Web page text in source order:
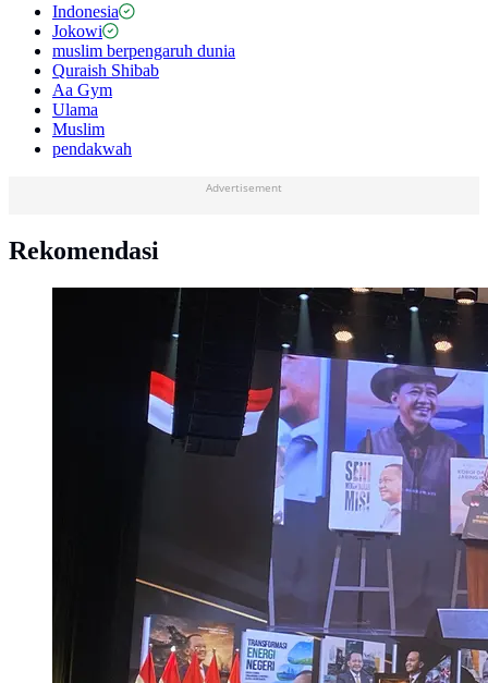
Indonesia
Jokowi
muslim berpengaruh dunia
Quraish Shibab
Aa Gym
Ulama
Muslim
pendakwah
Advertisement
Rekomendasi